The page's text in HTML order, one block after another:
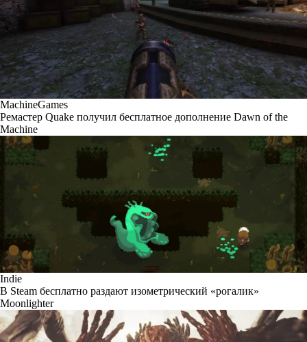
MachineGames
Ремастер Quake получил бесплатное дополнение Dawn of the
Machine
Indie
В Steam бесплатно раздают изометрический «рогалик»
Moonlighter